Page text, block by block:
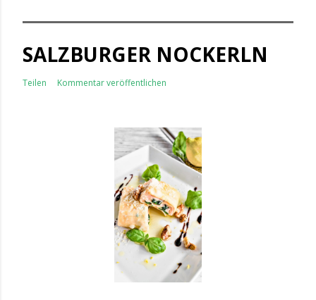
SALZBURGER NOCKERLN
Teilen Kommentar veröffentlichen